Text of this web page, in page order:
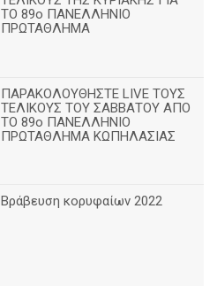
ΤΟ 89ο ΠΑΝΕΛΛΗΝΙΟ
ΠΡΩΤΑΘΛΗΜΑ
ΠΑΡΑΚΟΛΟΥΘΗΣΤΕ LIVE ΤΟΥΣ
ΤΕΛΙΚΟΥΣ ΤΟΥ ΣΑΒΒΑΤΟΥ ΑΠΟ
TO 89o ΠΑΝΕΛΛΗΝΙΟ
ΠΡΩΤΑΘΛΗΜΑ ΚΩΠΗΛΑΣΙΑΣ
Βράβευση κορυφαίων 2022